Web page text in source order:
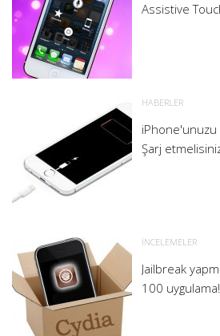
Assistive
HABERLER
Şarj
İNCELEMELER
Jailbreak
100 uygulama!